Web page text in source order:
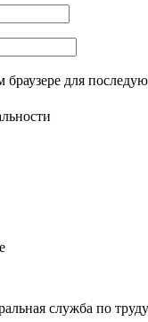
браузере для
служба по